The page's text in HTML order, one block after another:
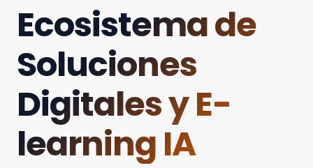
Ecosistema de
Soluciones
Digitales y E-
learning IA